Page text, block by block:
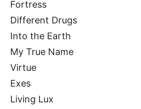
Fortress
Different Drugs
Into the Earth
My True Name
Virtue
Exes
Living Lux